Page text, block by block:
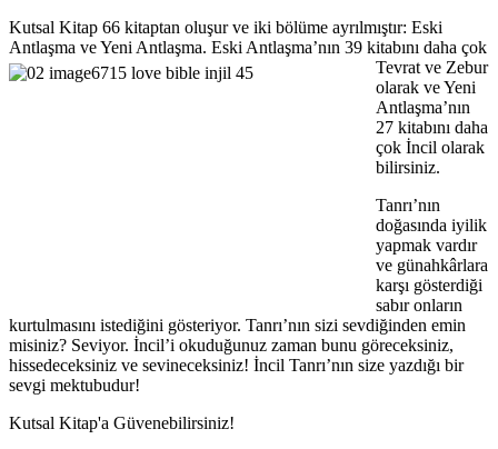
Kutsal Kitap 66 kitaptan oluşur ve iki bölüme ayrılmıştır: Eski
Antlaşma ve Yeni Antlaşma. Eski Antlaşma’nın 39 kitabını daha çok
Tevrat ve Zebur
olarak ve Yeni
Antlaşma’nın
27 kitabını daha
çok İncil olarak
bilirsiniz.
Tanrı’nın
doğasında iyilik
yapmak vardır
ve günahkârlara
karşı gösterdiği
sabır onların
kurtulmasını istediğini gösteriyor. Tanrı’nın sizi sevdiğinden emin
misiniz? Seviyor. İncil’i okuduğunuz zaman bunu göreceksiniz,
hissedeceksiniz ve sevineceksiniz! İncil Tanrı’nın size yazdığı bir
sevgi mektubudur!
Kutsal Kitap'a Güvenebilirsiniz!